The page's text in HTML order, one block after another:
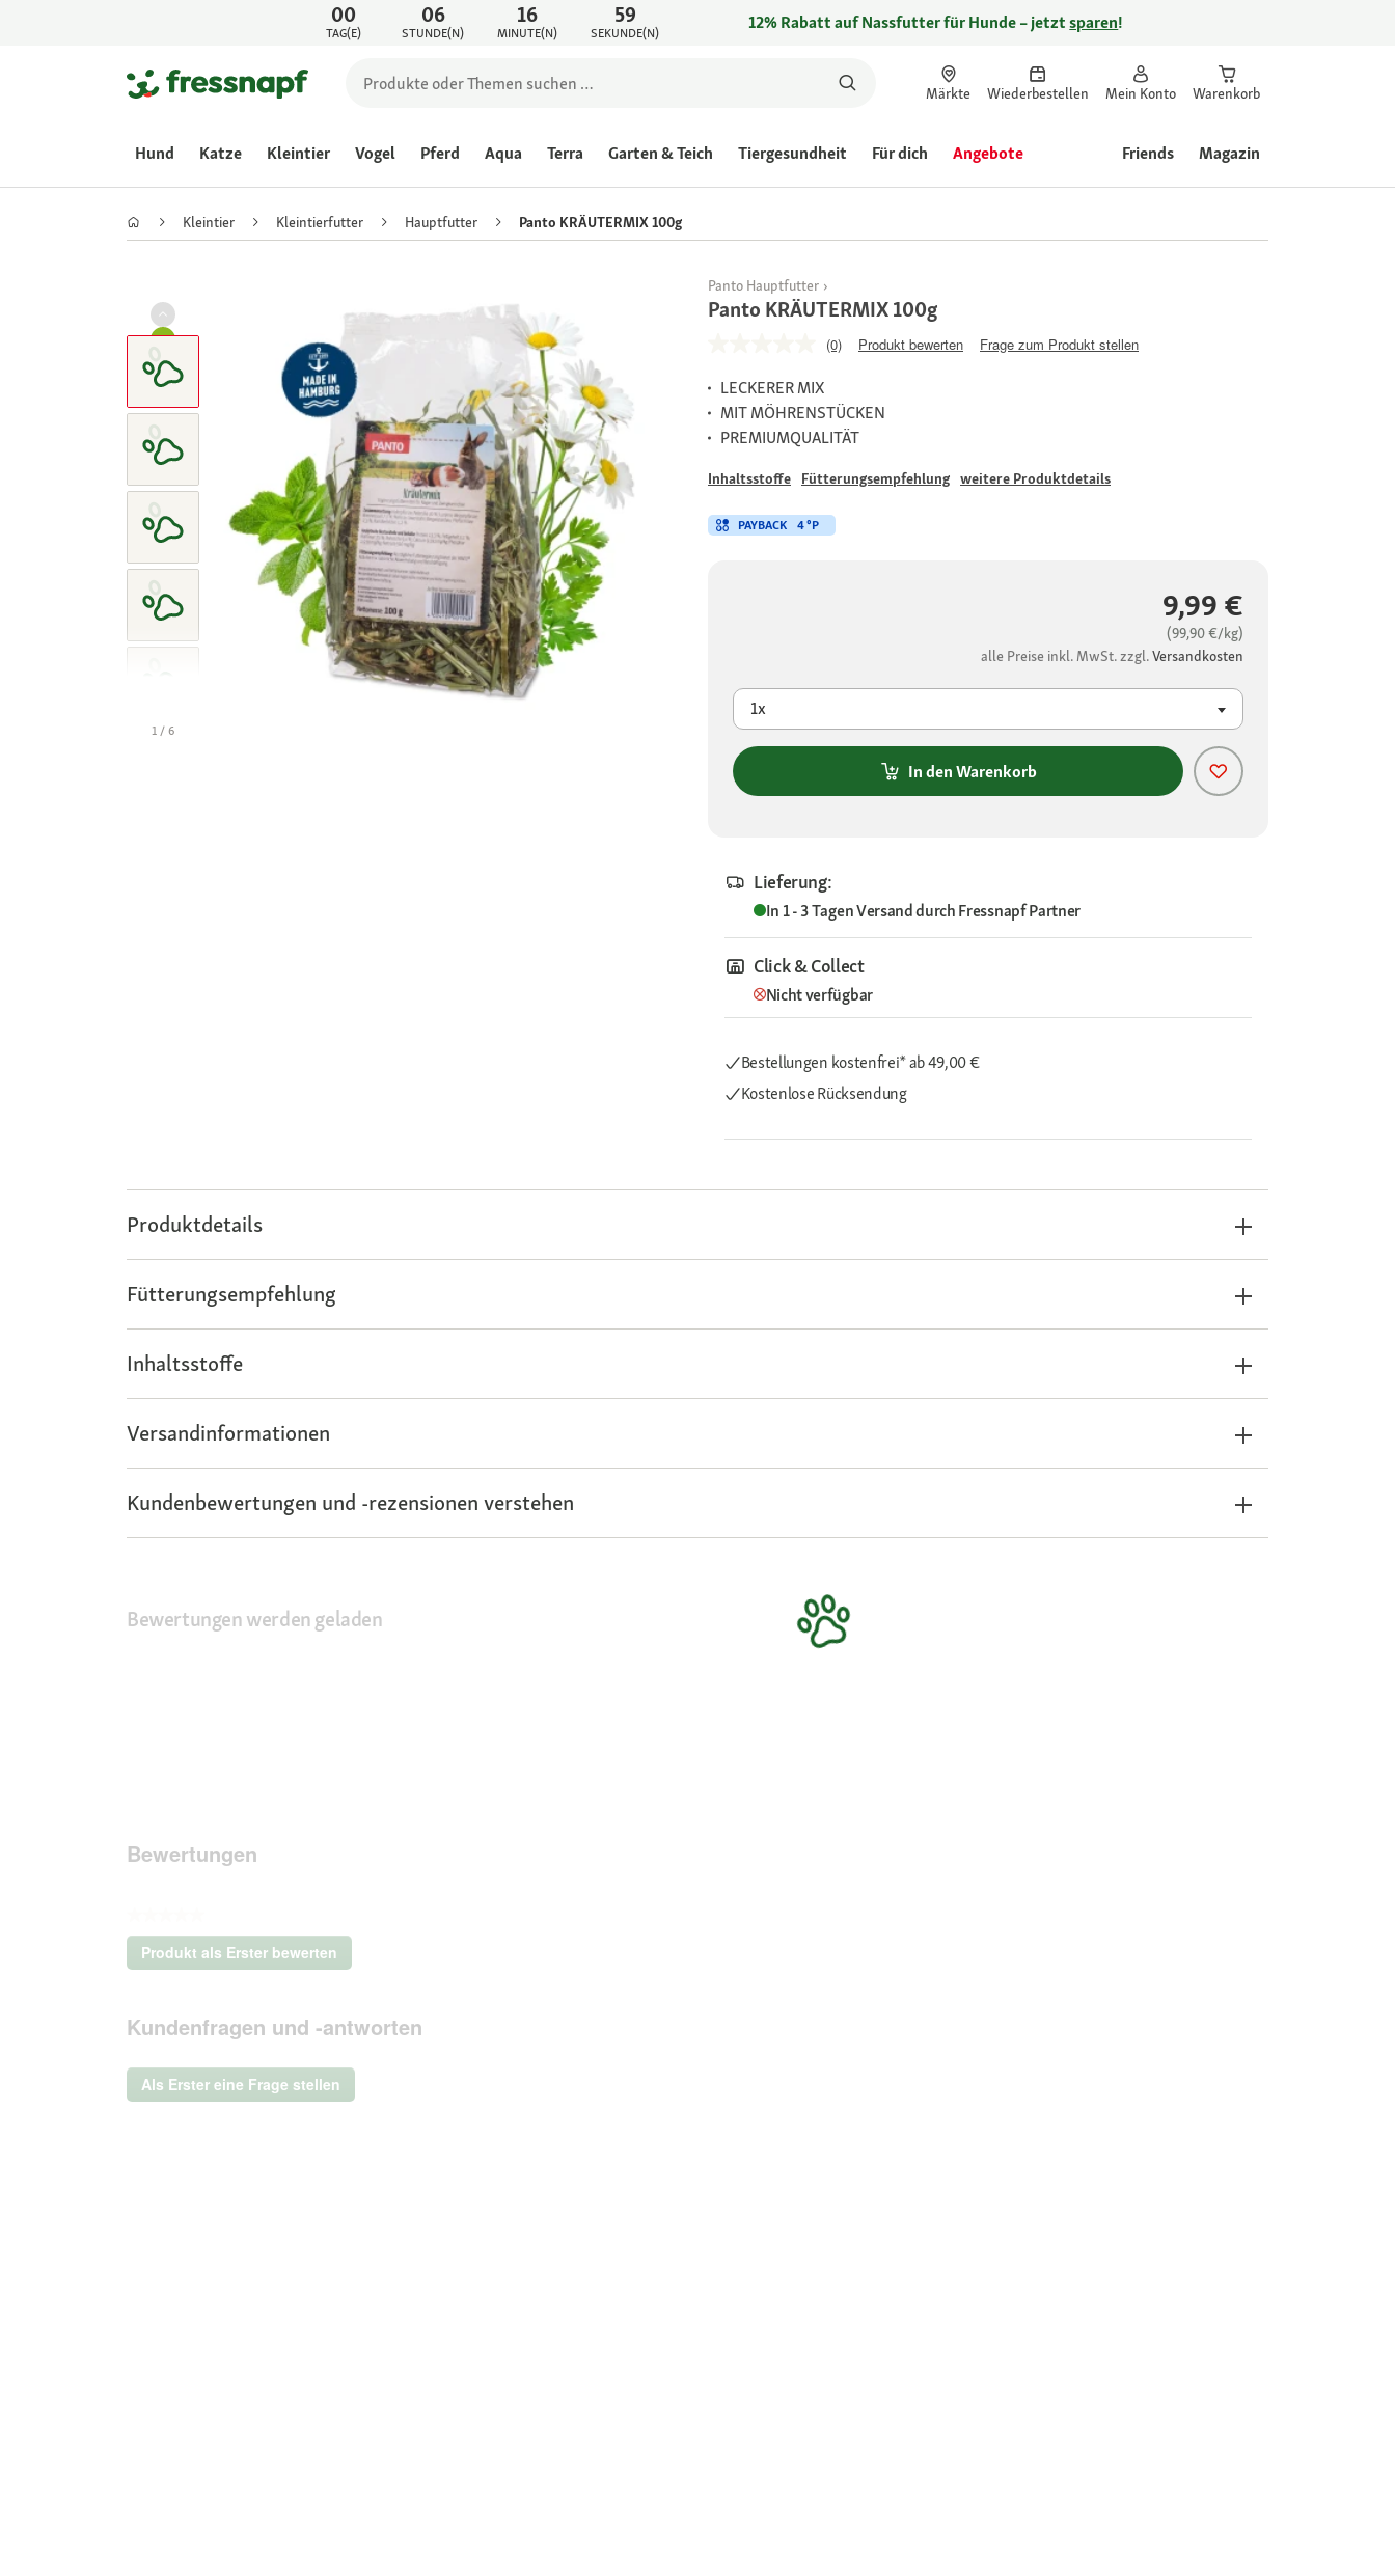
00
TAG(E)
06
STUNDE(N)
16
MINUTE(N)
59
SEKUNDE(N) 12% Rabatt auf Nassfutter für Hunde – jetztsparen!
Märkte Wiederbestellen Mein Konto Warenkorb
Hund Katze Kleintier Vogel Pferd Aqua Terra Garten & Teich Tiergesundheit Für dich Angebote Friends Magazin
Kleintier Kleintierfutter Hauptfutter Panto KRÄUTERMIX 100g
1 / 6
Panto Hauptfutter
Panto KRÄUTERMIX 100g
(0) Produkt bewerten Frage zum Produkt stellen
LECKERER MIX
MIT MÖHRENSTÜCKEN
PREMIUMQUALITÄT
Inhaltsstoffe Fütterungsempfehlung weitere Produktdetails
PAYBACK 4 °P
9,99 €
(99,90 €/kg)
alle Preise inkl. MwSt. zzgl.Versandkosten
1x
In den Warenkorb
Lieferung:
In 1 - 3 TagenVersand durchFressnapf Partner
Click & Collect
Nicht verfügbar
Bestellungen kostenfrei*ab 49,00 €
Kostenlose Rücksendung
Produktdetails
Fütterungsempfehlung
Inhaltsstoffe
Versandinformationen
Kundenbewertungen und -rezensionen verstehen
Bewertungen werden geladen
Bewertungen
Kein
Beurteilungswert
Produkt als Erster bewerten
.
Aktion
ein
modales
Kundenfragen und -antworten
Als Erster eine Frage stellen